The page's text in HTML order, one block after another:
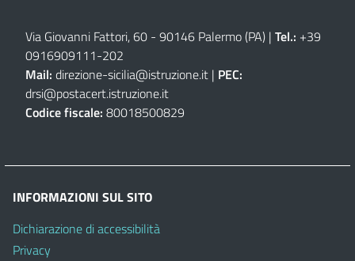
Via Giovanni Fattori, 60 - 90146 Palermo (PA) | Tel.: +39
0916909111-202
Mail: direzione-sicilia@istruzione.it | PEC:
drsi@postacert.istruzione.it
Codice fiscale: 80018500829
INFORMAZIONI SUL SITO
Dichiarazione di accessibilità
Privacy